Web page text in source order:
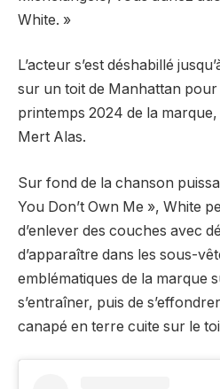
White. »
L’acteur s’est déshabillé
sur un toit de Manhattan
printemps 2024 de la
Mert Alas.
Sur fond de la chanson
You Don’t Own Me », White
d’enlever des couches avec
d’apparaître dans les sous-
emblématiques de la marque
s’entraîner, puis de
canapé en terre cuite sur le